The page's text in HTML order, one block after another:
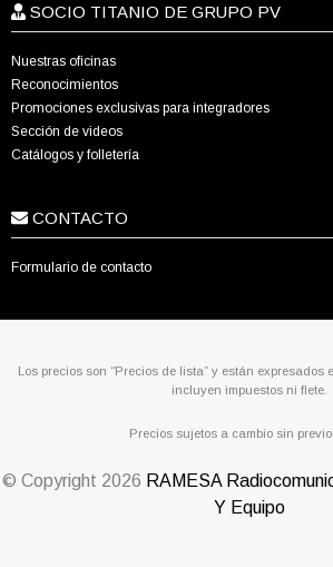
SOCIO TITANIO DE GRUPO PV
Nuestras oficinas
Reconocimientos
Promociones exclusivas para integradores
Sección de videos
Catálogos y folletería
CONTACTO
Formulario de contacto
Los precios son “Precios de lista” y están expresados
incluyen impuestos ni flete.
Precios sujetos a cambio sin previo
© Copyright 2026 RAMESA
Y Equipo